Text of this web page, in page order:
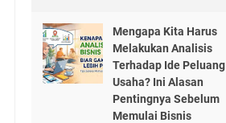
Mengapa Kita Harus
Melakukan Analisis
Terhadap Ide Peluang
Usaha? Ini Alasan
Pentingnya Sebelum
Memulai Bisnis